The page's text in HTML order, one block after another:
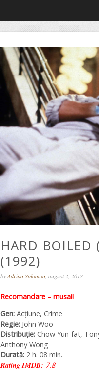
HARD BOILED
(1992)
byAdrian Solomon , august 2, 2017
Recomandare – musai!
Gen: Acțiune, Crime
Regie: John Woo
Distribuție:Chow Yun-fat,
Anthony Wong
Durată: 2 h. 08 min.
Rating IMDB: 7.8